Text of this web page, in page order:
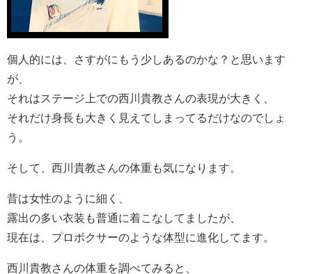
個人的には、さすがにもう少しあるのかな？と思います
が、
それはステージ上での西川貴教さんの表現が大きく、
それだけ身長も大きく見えてしまってるだけなのでしょ
う。
そして、西川貴教さんの体重も気になります。
昔は女性のように細く、
露出の多い衣装も普通に着こなしてましたが、
現在は、プロボクサーのような体型に進化してます。
西川貴教さんの体重を調べてみると、